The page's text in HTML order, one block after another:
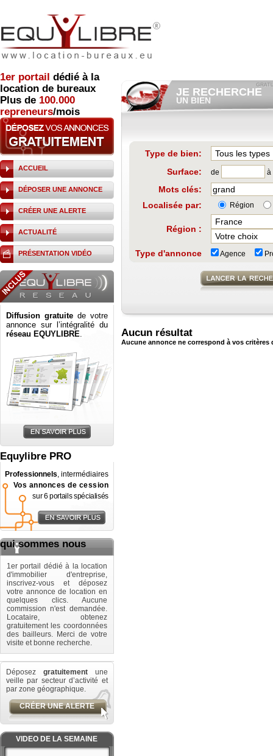
1er portail dédié à la
location de bureaux
Plus de 100.000
repreneurs/mois
ACCUEIL
DÉPOSER UNE ANNONCE
CRÉER UNE ALERTE
ACTUALITÉ
PRÉSENTATION VIDÉO
Diffusion gratuite de votre
annonce sur l’intégralité du
réseau EQUYLIBRE.
Equylibre PRO
Professionnels, intermédiaires
Vos annonces de cession
sur 6 portails spécialisés
qui sommes nous
1er portail dédié à la location
d'immobilier d'entreprise,
inscrivez-vous et déposez
votre annonce de location en
quelques clics. Aucune
commission n'est demandée.
Locataire, obtenez
gratuitement les coordonnées
des bailleurs. Merci de votre
visite et bonne recherche.
Déposez gratuitement une
veille par secteur d’activité et
par zone géographique.
CRÉER UNE ALERTE
VIDEO DE LA SEMAINE
JE RECHERCHE
UN BIEN
Consulter gratuitementles
RECHERCHER UNE
ANNONCE
Type de bien:
Surface:
de à
Mots clés:
Localisée par:
Région
Région :
Type d'annonce Agence
Aucun résultat
Aucune annonce ne correspond à vos critères